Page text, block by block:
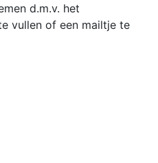
d.m.v. het
vullen of een mailtje te